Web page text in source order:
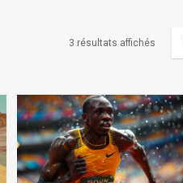
3 résultats affichés